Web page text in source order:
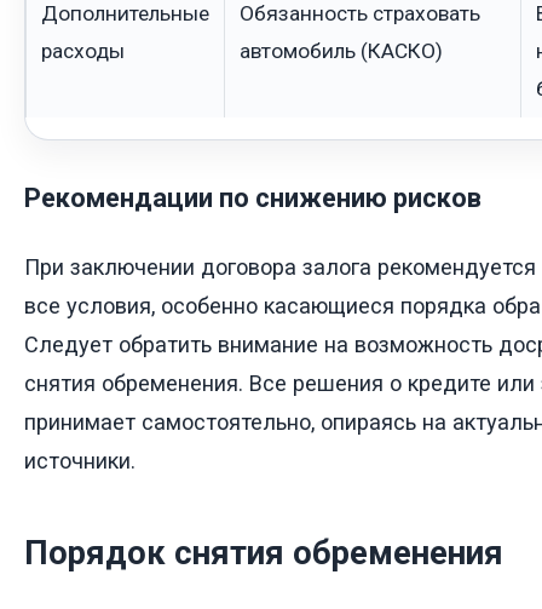
Дополнительные
расходы
Обязанность страховать
автомобиль (КАСКО)
Рекомендации по снижению рисков
При заключении договора залога
все условия, особенно касающиеся порядка
Следует обратить внимание на возможность
снятия обременения. Все решения о кредите или
принимает самостоятельно, опираясь на
источники.
Порядок снятия обременения